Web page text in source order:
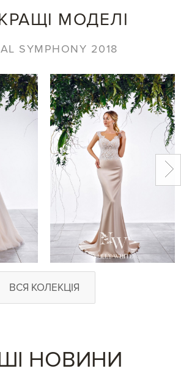
МОДЕЛІ
SYMPHONY 2018
ВСЯ КОЛЕКЦІЯ
НОВИНИ